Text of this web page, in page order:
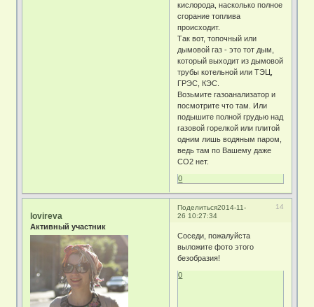
кислорода, насколько полное
сгорание топлива
происходит.
Так вот, топочный или
дымовой газ - это тот дым,
который выходит из дымовой
трубы котельной или ТЭЦ,
ГРЭС, КЭС.
Возьмите газоанализатор и
посмотрите что там. Или
подышите полной грудью над
газовой горелкой или плитой
одним лишь водяным паром,
ведь там по Вашему даже
СО2 нет.
0
Поделиться 14
2014-11-
26 10:27:34
lovireva
Активный участник
Соседи, пожалуйста
выложите фото этого
безобразия!
0